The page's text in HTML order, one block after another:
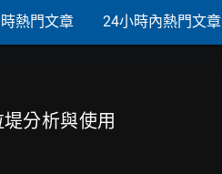
熱門文章 24小時內熱門文章
分析與使用